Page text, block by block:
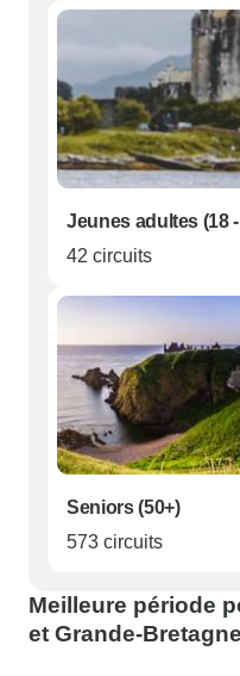
Jeunes adultes (18
42 circuits
Seniors (50+)
573 circuits
Meilleure période
et Grande-Bretagne